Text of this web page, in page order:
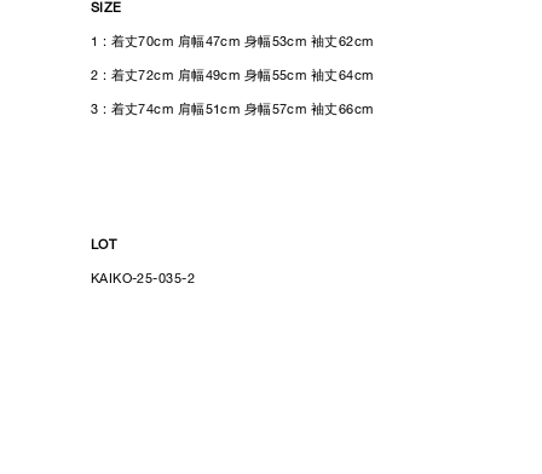
SIZE
1 : 着丈70cm 肩幅47cm 身幅53cm 袖丈62cm
2 : 着丈72cm 肩幅49cm 身幅55cm 袖丈64cm
3 : 着丈74cm 肩幅51cm 身幅57cm 袖丈66cm
LOT
KAIKO-25-035-2